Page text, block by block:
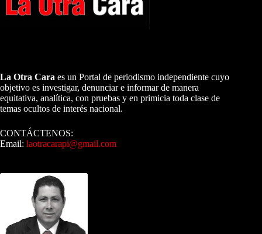
La Otra Cara es un Portal de periodismo independiente cuyo
objetivo es investigar, denunciar e informar de manera
equitativa, analítica, con pruebas y en primicia toda clase de
temas ocultos de interés nacional.
CONTÁCTENOS:
Email: laotracarapi@gmail.com